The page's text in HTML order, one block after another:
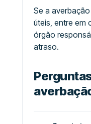
Se a
úteis, entre
órgão
atraso.